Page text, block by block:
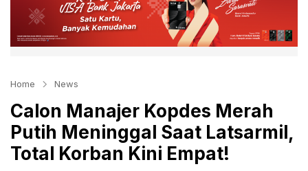
Home News
Calon Manajer Kopdes Merah
Putih Meninggal Saat Latsarmil,
Total Korban Kini Empat!